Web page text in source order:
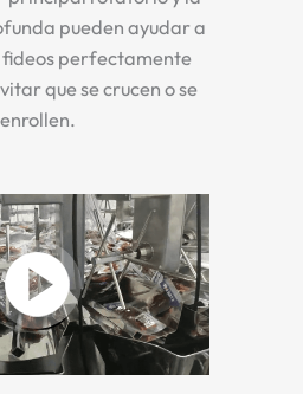
pueden ayudar a
perfectamente
que se crucen o se
enrollen.